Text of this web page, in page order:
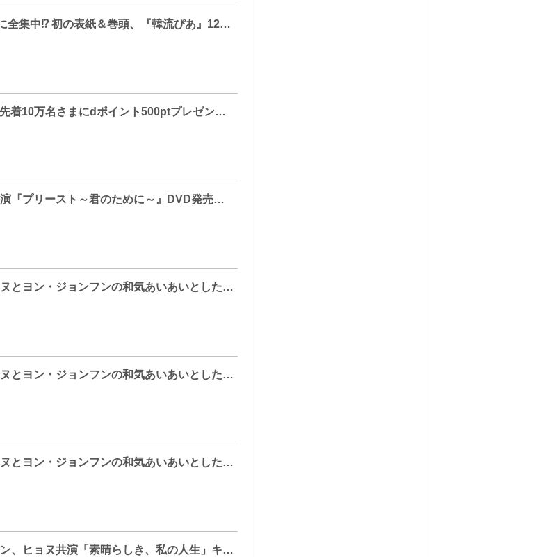
Wanna One出身 パク・ジフンに全集中⁉ 初の表紙＆巻頭、『韓流ぴあ』12月号発売中
dTVに入るなら今がチャンス！先着10万名さまにdポイント500ptプレゼントキャンペーンが本日から実施！！
ヨン・ウジン＆チョン・ユミ共演『プリースト～君のために～』DVD発売決定！
「素晴らしき、私の人生」ヒョヌとヨン・ジョンフンの和気あいあいとした撮影現場のメイキング公開！
「素晴らしき、私の人生」ヒョヌとヨン・ジョンフンの和気あいあいとした撮影現場のメイキング公開！
「素晴らしき、私の人生」ヒョヌとヨン・ジョンフンの和気あいあいとした撮影現場のメイキング公開！
チョン・ユミ、ヨン・ジョンフン、ヒョヌ共演「素晴らしき、私の人生」キスシーン満載のスペシャル映像を公開！